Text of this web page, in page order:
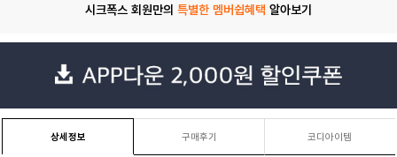
시크폭스 회원만의 특별한 멤버쉽혜택 알아보기
상세정보 구매후기 코디아이템